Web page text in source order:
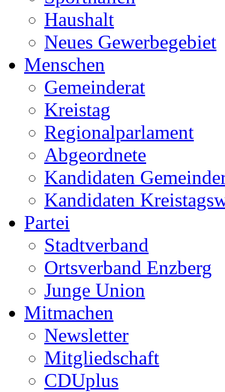
Haushalt
Neues Gewerbegebiet
Menschen
Gemeinderat
Kreistag
Regionalparlament
Abgeordnete
Kandidaten
Kandidaten
Partei
Stadtverband
Ortsverband Enzberg
Junge Union
Mitmachen
Newsletter
Mitgliedschaft
CDUplus